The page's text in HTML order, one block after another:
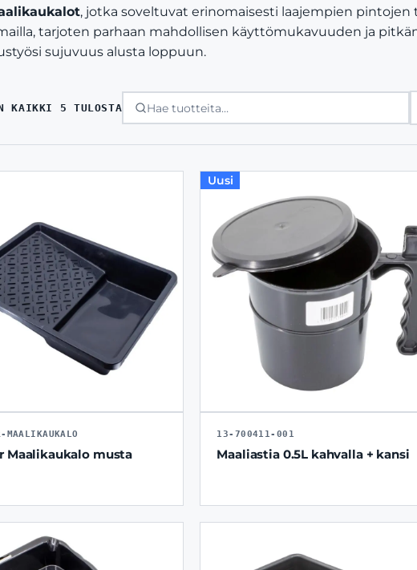
, jotka soveltuvat erinomaisesti laajempien pintojen
tarjoten parhaan mahdollisen käyttömukavuuden ja
sujuvuus alusta loppuun.
KAIKKI 5 TULOSTA SORTED
BY
MAALIKAUKALO
Maalikaukalo musta
Uusi
13-700411-001
Maaliastia 0.5L kahvalla + kansi